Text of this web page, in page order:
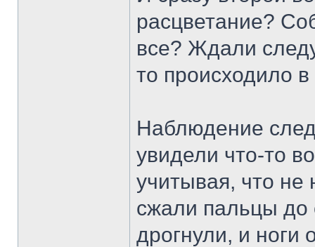
расцветание?
все? Ждали
то происходило в
Наблюдение
увидели что-то
учитывая, что
сжали пальцы до
дрогнули, и ноги